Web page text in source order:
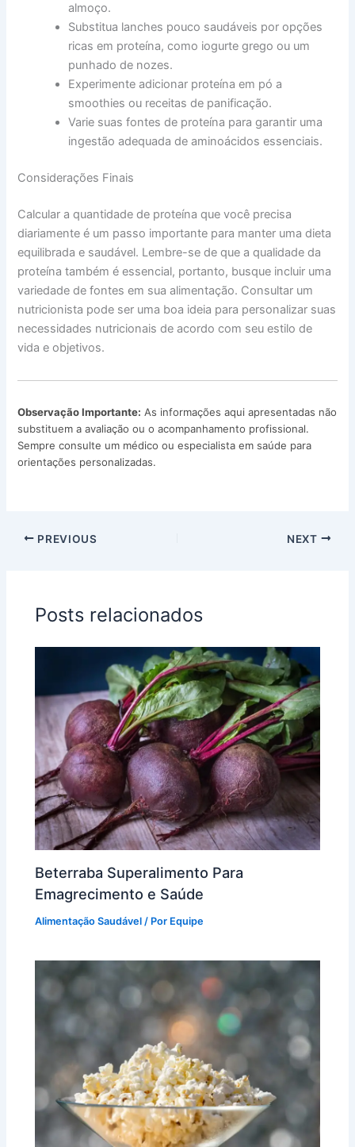
almoço.
Substitua lanches pouco saudáveis por opções
ricas em proteína, como iogurte grego ou um
punhado de nozes.
Experimente adicionar proteína em pó a
smoothies ou receitas de panificação.
Varie suas fontes de proteína para garantir uma
ingestão adequada de aminoácidos essenciais.
Considerações Finais
Calcular a quantidade de proteína que você precisa
diariamente é um passo importante para manter uma dieta
equilibrada e saudável. Lembre-se de que a qualidade da
proteína também é essencial, portanto, busque incluir uma
variedade de fontes em sua alimentação. Consultar um
nutricionista pode ser uma boa ideia para personalizar suas
necessidades nutricionais de acordo com seu estilo de
vida e objetivos.
Observação Importante: As informações aqui apresentadas não
substituem a avaliação ou o acompanhamento profissional.
Sempre consulte um médico ou especialista em saúde para
orientações personalizadas.
PREVIOUS NEXT
Posts relacionados
Beterraba Superalimento Para
Emagrecimento e Saúde
Alimentação Saudável / Por Equipe